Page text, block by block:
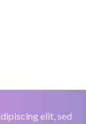
elit, sed